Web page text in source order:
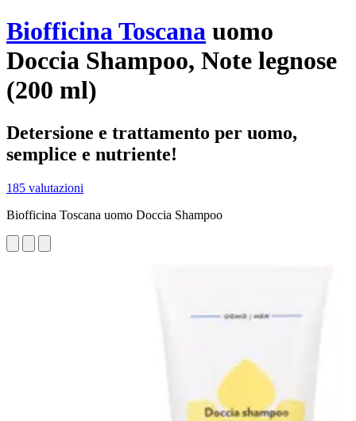
Biofficina Toscana uomo
Doccia Shampoo, Note legnose
(200 ml)
Detersione e trattamento per uomo,
semplice e nutriente!
185 valutazioni
Biofficina Toscana uomo Doccia Shampoo